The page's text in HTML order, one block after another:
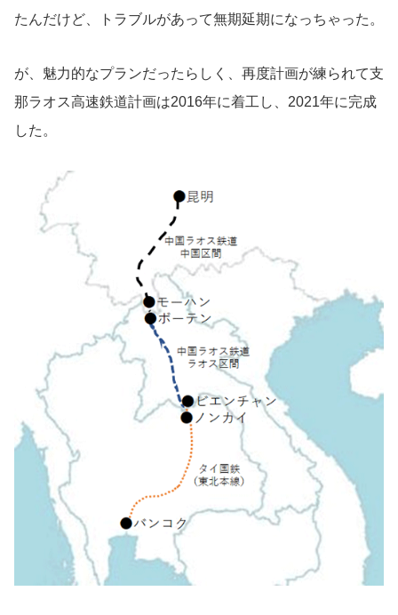
たんだけど、トラブルがあって無期延期になっちゃった。
が、魅力的なプランだったらしく、再度計画が練られて支
那ラオス高速鉄道計画は2016年に着工し、2021年に完成
した。